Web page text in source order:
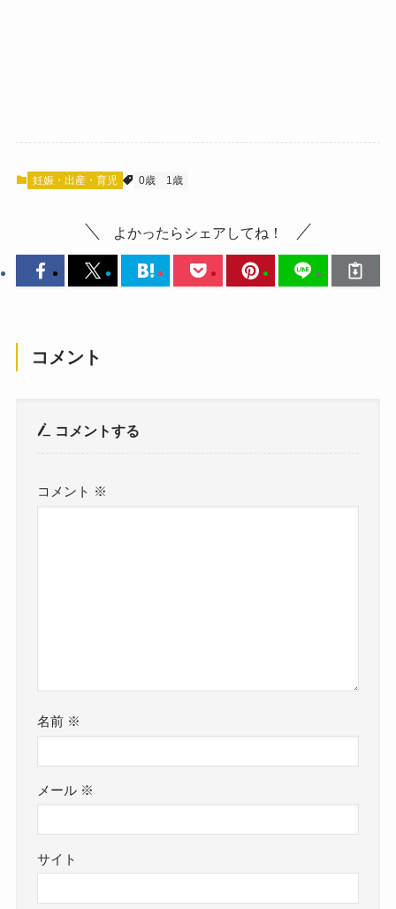
妊娠・出産・育児 0歳 1歳
よかったらシェアしてね！
コメント
コメントする
コメント ※
名前 ※
メール ※
サイト